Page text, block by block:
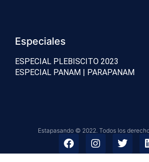
Especiales
ESPECIAL PLEBISCITO 2023
ESPECIAL PANAM | PARAPANAM
Estapasando © 2022. Todos los